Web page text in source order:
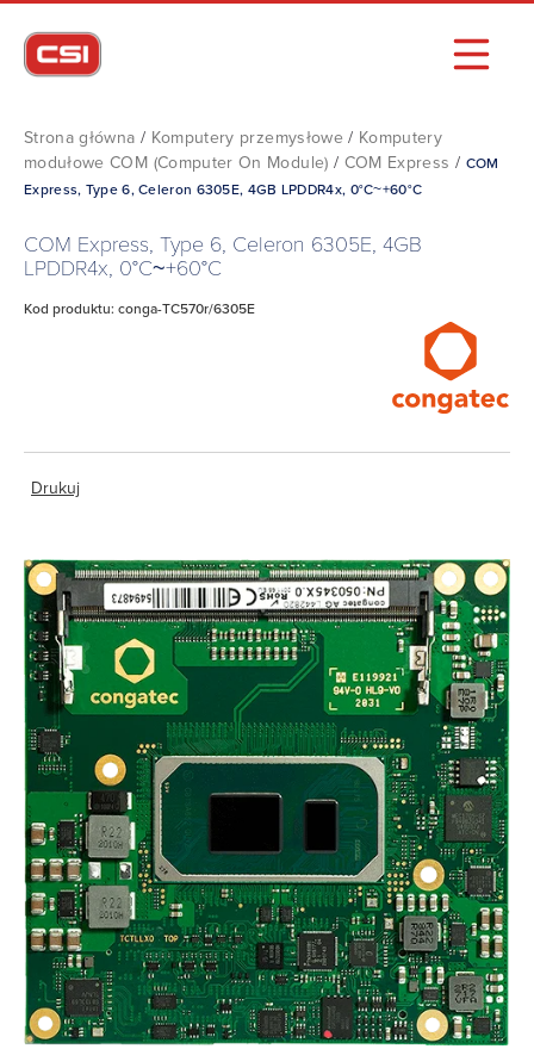
Strona główna / Komputery przemysłowe / Komputery
modułowe COM (Computer On Module) / COM Express / COM
Express, Type 6, Celeron 6305E, 4GB LPDDR4x, 0°C~+60°C
COM Express, Type 6, Celeron 6305E, 4GB
LPDDR4x, 0°C~+60°C
Kod produktu: conga-TC570r/6305E
Drukuj